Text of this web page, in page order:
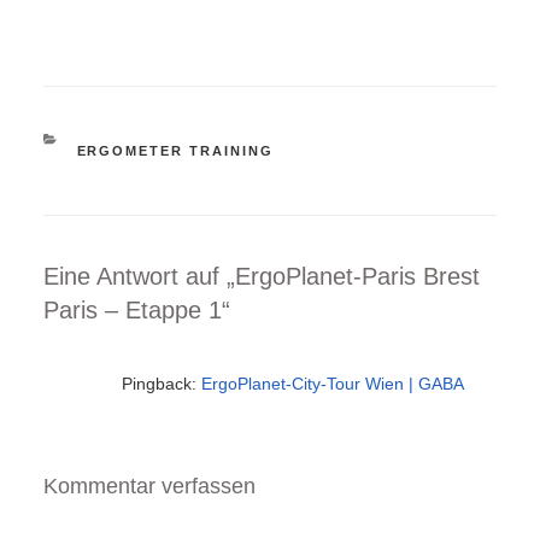
KATEGORIEN
ERGOMETER TRAINING
Eine Antwort auf „ErgoPlanet-Paris Brest
Paris – Etappe 1“
Pingback: ErgoPlanet-City-Tour Wien | GABA
Kommentar verfassen